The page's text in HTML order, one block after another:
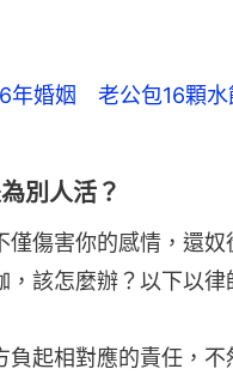
年婚姻 老公包16顆
別人活？
僅傷害你的感情，還
，該怎麼辦？以下以律
負起相對應的責任，